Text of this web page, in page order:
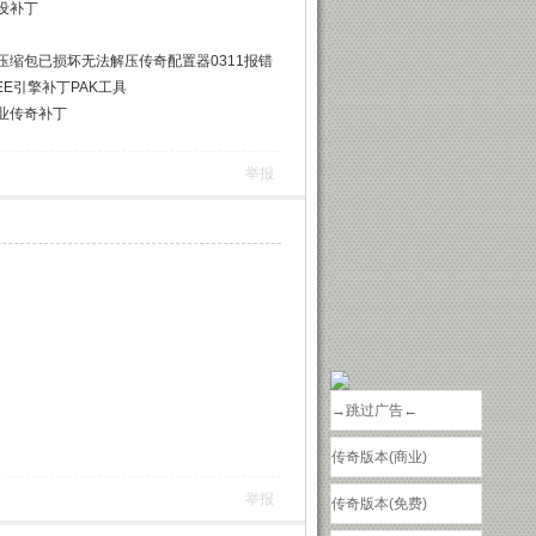
补丁
缩包已损坏无法解压传奇配置器0311报错
引擎补丁PAK工具
传奇补丁
举报
举报
→跳过广告←
传奇版本(商业)
传奇版本(免费)